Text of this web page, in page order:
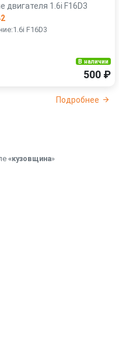
двигателя 1.6i F16D3
F16D3
В наличии
500 ₽
Подробнее
«кузовщина»